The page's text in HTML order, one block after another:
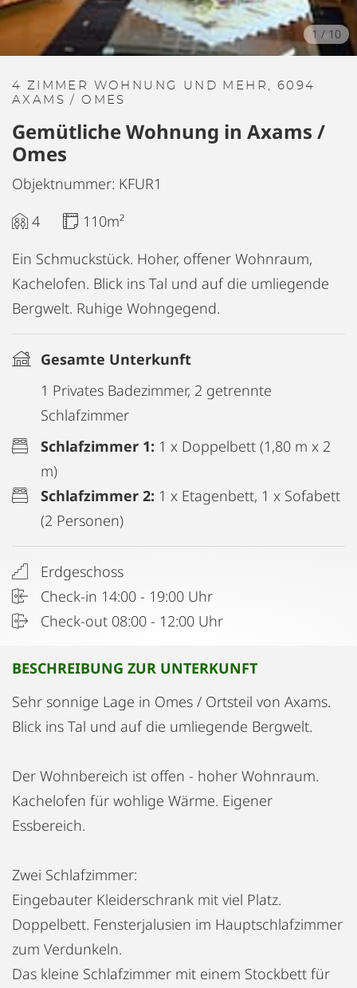
1 / 10
4 ZIMMER WOHNUNG UND MEHR, 6094
AXAMS / OMES
Gemütliche Wohnung in Axams /
Omes
Objektnummer: KFUR1
4
110m²
Ein Schmuckstück. Hoher, offener Wohnraum,
Kachelofen. Blick ins Tal und auf die umliegende
Bergwelt. Ruhige Wohngegend.
Gesamte Unterkunft
1 Privates Badezimmer, 2 getrennte
Schlafzimmer
Schlafzimmer 1: 1 x Doppelbett (1,80 m x 2
m)
Schlafzimmer 2: 1 x Etagenbett, 1 x Sofabett
(2 Personen)
Erdgeschoss
Check-in 14:00 - 19:00 Uhr
Check-out 08:00 - 12:00 Uhr
BESCHREIBUNG ZUR UNTERKUNFT
Sehr sonnige Lage in Omes / Ortsteil von Axams.
Blick ins Tal und auf die umliegende Bergwelt.
Der Wohnbereich ist offen - hoher Wohnraum.
Kachelofen für wohlige Wärme. Eigener
Essbereich.
Zwei Schlafzimmer:
Eingebauter Kleiderschrank mit viel Platz.
Doppelbett. Fensterjalusien im Hauptschlafzimmer
zum Verdunkeln.
Das kleine Schlafzimmer mit einem Stockbett für